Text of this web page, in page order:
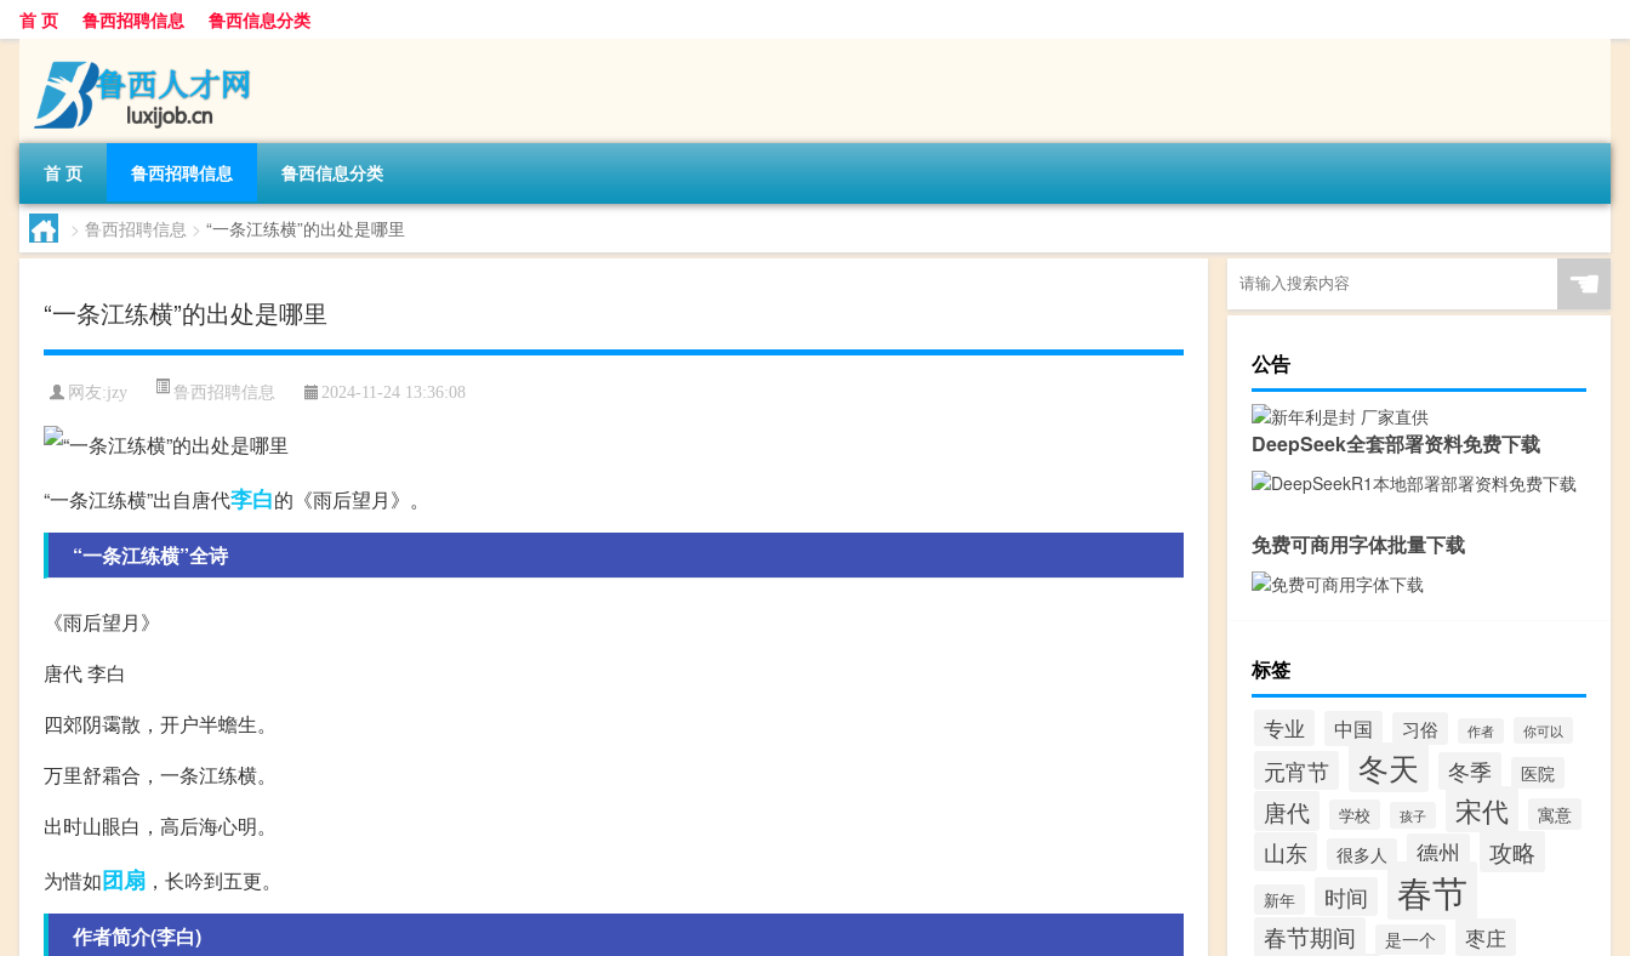
首 页 鲁西招聘信息 鲁西信息分类
首 页 鲁西招聘信息 鲁西信息分类
> 鲁西招聘信息 > “一条江练横”的出处是哪里
“一条江练横”的出处是哪里
网友:jzy 鲁西招聘信息 2024-11-24 13:36:08
“一条江练横”出自唐代李白的《雨后望月》。
“一条江练横”全诗
《雨后望月》
唐代 李白
四郊阴霭散，开户半蟾生。
万里舒霜合，一条江练横。
出时山眼白，高后海心明。
为惜如团扇 ，长吟到五更。
作者简介(李白)
☚
公告
DeepSeek全套部署资料免费下载
免费可商用字体批量下载
标签
专业 中国 习俗 作者 你可以
元宵节 冬天 冬季 医院
唐代 学校 孩子 宋代 寓意
山东 很多人 德州 攻略
新年 时间 春节
春节期间 是一个 枣庄